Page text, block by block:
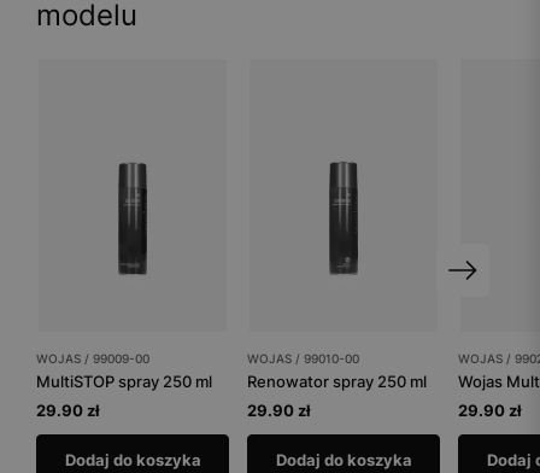
modelu
WOJAS / 99009-00
MultiSTOP spray 250 ml
29.90 zł
Dodaj do koszyka
WOJAS / 99010-00
Renowator spray 250 ml
29.90 zł
Dodaj do koszyka
WOJAS /
Wojas
29.90 zł
Dodaj